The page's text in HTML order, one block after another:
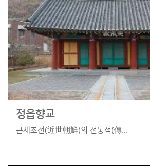
정읍향교
근세조선(近世朝鮮)의 전통적(傳...